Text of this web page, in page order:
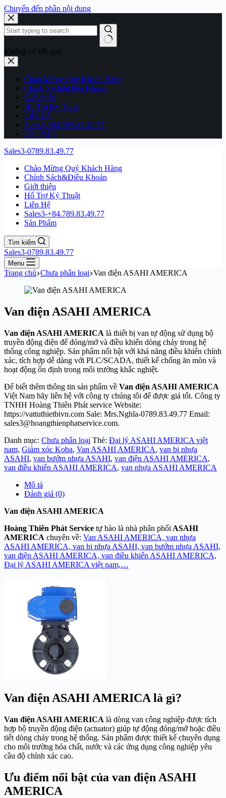
Chuyển đến phần nội dung
Không có kết quả
Chào Mừng Quý Khách Hàng
Chính Sách&Điều Khoản
Giới thiệu
Hổ Trợ Kỷ Thuật
Liên Hệ
Sales3-+84.789.83.49.77
Sản Phẩm
Sales3-0789.83.49.77
Chào Mừng Quý Khách Hàng
Chính Sách&Điều Khoản
Giới thiệu
Hổ Trợ Kỷ Thuật
Liên Hệ
Sales3-+84.789.83.49.77
Sản Phẩm
Tìm kiếm
Sales3-0789.83.49.77
Menu
Trang chủ Chưa phân loại Van điện ASAHI AMERICA
Van điện ASAHI AMERICA
Van điện ASAHI AMERICA là thiết bị van tự động sử dụng bộ
truyền động điện để đóng/mở và điều khiển dòng chảy trong hệ
thống công nghiệp. Sản phẩm nổi bật với khả năng điều khiển chính
xác, tích hợp dễ dàng với PLC/SCADA, thiết kế chống ăn mòn và
hoạt động ổn định trong môi trường khắc nghiệt.
Để biết thêm thông tin sản phẩm về Van điện ASAHI AMERICA
Việt Nam hãy liên hệ với công ty chúng tôi để được giá tốt. Công ty
TNHH Hoàng Thiên Phát service Website:
https://vattuthietbivn.com Sale: Mrs.Nghĩa-0789.83.49.77 Email:
sales3@hoangthienphatservice.com.
Danh mục: Chưa phân loại Thẻ: Đại lý ASAHI AMERICA việt
nam, Giảm xóc Koba, Van ASAHI AMERICA, van bi nhựa
ASAHI, van bướm nhựa ASAHI, van điện ASAHI AMERICA,
van điều khiển ASAHI AMERICA, van nhựa ASAHI AMERICA
Mô tả
Đánh giá (0)
Van điện ASAHI AMERICA
Hoàng Thiên Phát Service tự hào là nhà phân phối ASAHI
AMERICA chuyên về: Van ASAHI AMERICA, van nhựa
ASAHI AMERICA, van bi nhựa ASAHI, van bướm nhựa ASAHI,
van điện ASAHI AMERICA, van điều khiển ASAHI AMERICA,
Đại lý ASAHI AMERICA việt nam,…
Van điện ASAHI AMERICA là gì?
Van điện ASAHI AMERICA là dòng van công nghiệp được tích
hợp bộ truyền động điện (actuator) giúp tự động đóng/mở hoặc điều
tiết dòng chảy trong hệ thống. Sản phẩm được thiết kế chuyên dụng
cho môi trường hóa chất, nước và các ứng dụng công nghiệp yêu
cầu độ chính xác cao.
Ưu điểm nổi bật của van điện ASAHI
AMERICA